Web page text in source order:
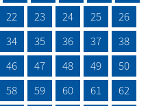
22 23 24 25
26
34 35 36 37
38
46 47 48 49
50
58 59 60 61
62